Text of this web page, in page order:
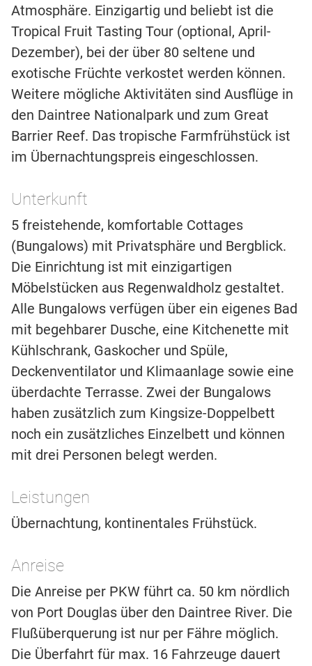
Atmosphäre. Einzigartig und beliebt ist die
Tropical Fruit Tasting Tour (optional, April-
Dezember), bei der über 80 seltene und
exotische Früchte verkostet werden können.
Weitere mögliche Aktivitäten sind Ausflüge in
den Daintree Nationalpark und zum Great
Barrier Reef. Das tropische Farmfrühstück ist
im Übernachtungspreis eingeschlossen.
Unterkunft
5 freistehende, komfortable Cottages
(Bungalows) mit Privatsphäre und Bergblick.
Die Einrichtung ist mit einzigartigen
Möbelstücken aus Regenwaldholz gestaltet.
Alle Bungalows verfügen über ein eigenes Bad
mit begehbarer Dusche, eine Kitchenette mit
Kühlschrank, Gaskocher und Spüle,
Deckenventilator und Klimaanlage sowie eine
überdachte Terrasse. Zwei der Bungalows
haben zusätzlich zum Kingsize-Doppelbett
noch ein zusätzliches Einzelbett und können
mit drei Personen belegt werden.
Leistungen
Übernachtung, kontinentales Frühstück.
Anreise
Die Anreise per PKW führt ca. 50 km nördlich
von Port Douglas über den Daintree River. Die
Flußüberquerung ist nur per Fähre möglich.
Die Überfahrt für max. 16 Fahrzeuge dauert